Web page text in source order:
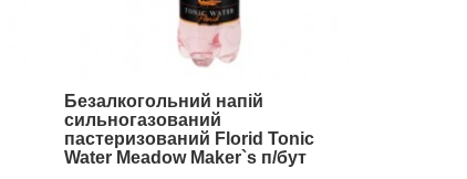
Безалкогольний напій
сильногазований
пастеризований Florid Tonic
Water Meadow Maker`s п/бут